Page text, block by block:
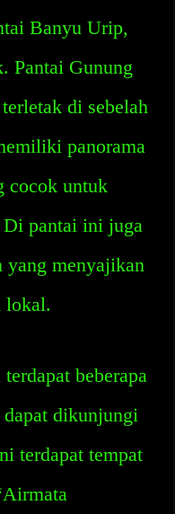
Banyu Urip,
Pantai Gunung
di sebelah
panorama
cocok untuk
Di pantai ini juga
yang menyajikan
lokal.
beberapa
dikunjungi
terdapat tempat